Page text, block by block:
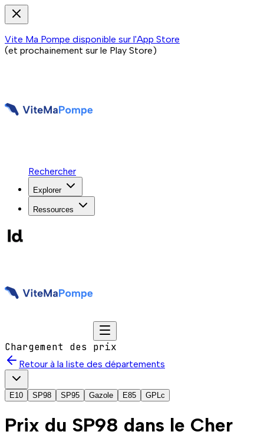
Vite Ma Pompe disponible sur l'App Store
(et prochainement sur le Play Store)
Rechercher
Explorer
Ressources
Chargement des prix
Retour à la liste des départements
E10 SP98 SP95 Gazole E85 GPLc
Prix du SP98 dans le Cher